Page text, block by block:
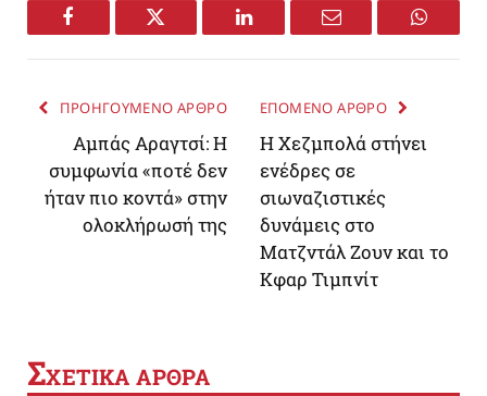
Facebook Twitter LinkedIn Email
ΠΡΟΗΓΟΥΜΕΝΟ ΑΡΘΡΟ
Αμπάς Αραγτσί: Η
συμφωνία «ποτέ δεν
ήταν πιο κοντά» στην
ολοκλήρωσή της
ΕΠΟΜΕΝΟ ΑΡΘΡΟ
Η Χεζμπολά στήνει
ενέδρες σε
σιωναζιστικές
δυνάμεις στο
Ματζντάλ Ζουν και το
Κφαρ Τιμπνίτ
ΣΧΕΤΙΚΑ ΑΡΘΡΑ